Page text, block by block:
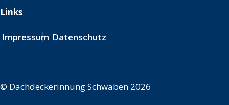
Links
Impressum Datenschutz
© Dachdeckerinnung Schwaben 2026